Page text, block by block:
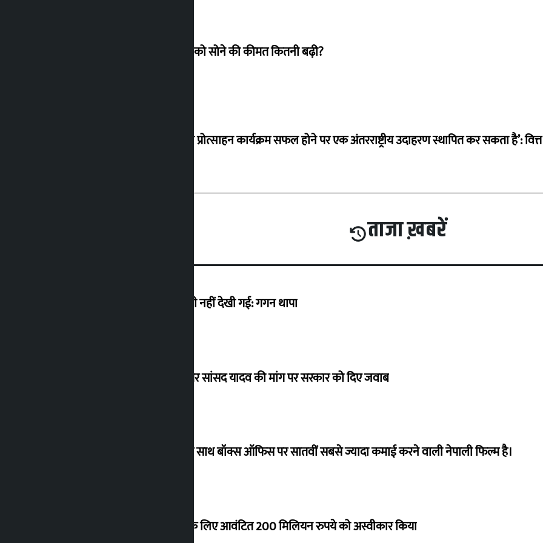
शुक्रवार को सोने की कीमत कितनी बढ़ी?
‘करदाता प्रोत्साहन कार्यक्रम सफल होने पर एक अंतरराष्ट्रीय उदाहरण स्थापित कर सकता है’: वित्त
ताजा ख़बरें
मैं ऐसी अराजकता देख रहा हूं जो देश में कभी नहीं देखी गई: गगन थापा
विधानसभा अध्यक्ष ने ढल्केबार ट्रॉमा सेंटर पर सांसद यादव की मांग पर सरकार को दिए जवाब
‘गौंथली’ 17.75 करोड़ रुपये के कलेक्शन के साथ बॉक्स ऑफिस पर सातवीं सबसे ज्यादा कमाई करने वाली नेपाली फिल्म है।
शेखर ने कोईराला आवास के नवीनीकरण के लिए आवंटित 200 मिलियन रुपये को अस्वीकार किया